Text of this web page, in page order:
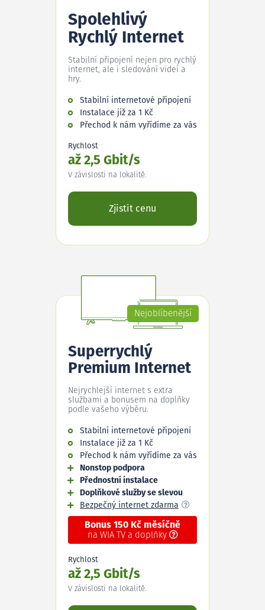
Spolehlivý
Rychlý Internet
Stabilní připojení nejen pro rychlý
internet, ale i sledování videí a
hry.
Stabilní internetové připojení
Instalace již za 1 Kč
Přechod k nám vyřídíme za vás
Rychlost
až 2,5 Gbit/s
V závislosti na lokalitě.
Zjistit cenu
Nejoblíbenější
Superrychlý
Premium Internet
Nejrychlejší internet s extra
službami a bonusem na doplňky
podle vašeho výběru.
Stabilní internetové připojení
Instalace již za 1 Kč
Přechod k nám vyřídíme za vás
Nonstop podpora
Přednostní instalace
Doplňkové služby se slevou
Bezpečný internet zdarma
Bonus 150 Kč měsíčně
na WIA TV a doplňky
Rychlost
až 2,5 Gbit/s
V závislosti na lokalitě.